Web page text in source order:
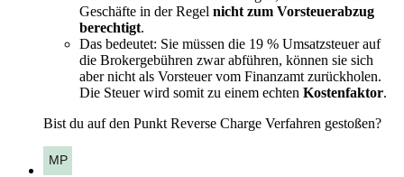
Geschäfte in der Regel nicht zum Vorsteuerabzug
berechtigt.
Das bedeutet: Sie müssen die 19 % Umsatzsteuer auf
die Brokergebühren zwar abführen, können sie sich
aber nicht als Vorsteuer vom Finanzamt zurückholen.
Die Steuer wird somit zu einem echten Kostenfaktor.
Bist du auf den Punkt Reverse Charge Verfahren gestoßen?